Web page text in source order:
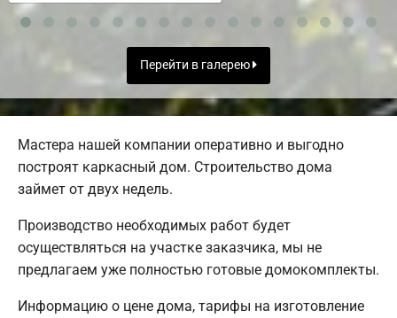
Перейти в галерею
Мастера нашей компании оперативно и выгодно
построят каркасный дом. Строительство дома
займет от двух недель.
Производство необходимых работ будет
осуществляться на участке заказчика, мы не
предлагаем уже полностью готовые домокомплекты.
Информацию о цене дома, тарифы на изготовление